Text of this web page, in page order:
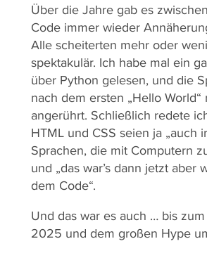
Über die Jahre gab es
Code immer wieder
Alle scheiterten mehr oder
spektakulär. Ich habe mal ein
über Python gelesen, und die
nach dem ersten „Hello
angerührt. Schließlich redete
HTML und CSS seien ja „auch
Sprachen, die mit Computern
und „das war’s dann jetzt aber
dem Code“.
Und das war es auch … bis
2025 und dem großen Hype